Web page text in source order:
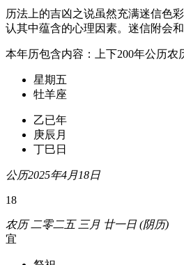
历法上的吉凶之说虽然充满迷信色
认其中蕴含的心理因素。迷信附会
本年历包含内容：上下200年公历
星期五
牡羊座
乙已年
庚辰月
丁巳日
公历2025年4月18日
18
农历 二零二五 三月 廿一日 (阴历)
宜